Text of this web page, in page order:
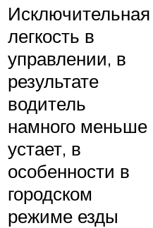
Исключительная
легкость в
управлении, в
результате
водитель
намного меньше
устает, в
особенности в
городском
режиме езды